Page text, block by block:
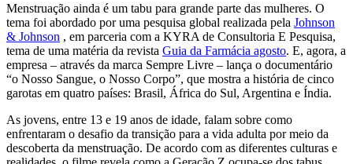
Menstruação ainda é um tabu para grande parte das mulheres. O
tema foi abordado por uma pesquisa global realizada pela Johnson
& Johnson , em parceria com a KYRA de Consultoria E Pesquisa,
tema de uma matéria da revista Guia da Farmácia agosto. E, agora, a
empresa – através da marca Sempre Livre – lança o documentário
“o Nosso Sangue, o Nosso Corpo”, que mostra a história de cinco
garotas em quatro países: Brasil, África do Sul, Argentina e Índia.
As jovens, entre 13 e 19 anos de idade, falam sobre como
enfrentaram o desafio da transição para a vida adulta por meio da
descoberta da menstruação. De acordo com as diferentes culturas e